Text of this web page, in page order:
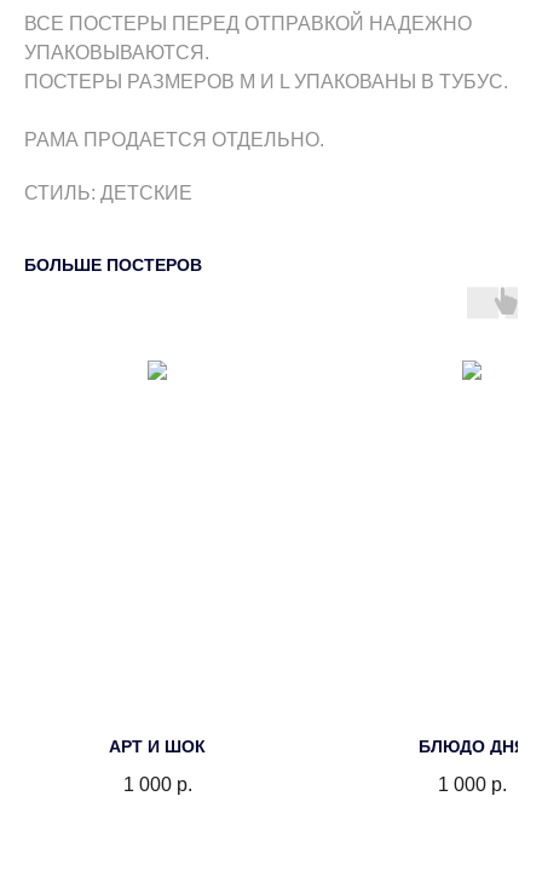
ВСЕ ПОСТЕРЫ ПЕРЕД ОТПРАВКОЙ НАДЕЖНО
УПАКОВЫВАЮТСЯ.
ПОСТЕРЫ РАЗМЕРОВ M И L УПАКОВАНЫ В ТУБУС.
РАМА ПРОДАЕТСЯ ОТДЕЛЬНО.
СТИЛЬ: ДЕТСКИЕ
БОЛЬШЕ ПОСТЕРОВ
АРТ И ШОК
1 000 р.
БЛЮДО ДНЯ
1 000 р.